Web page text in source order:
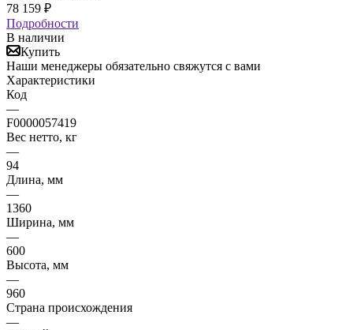
78 159 ₽
Подробности
В наличии
Купить
Наши менеджеры обязательно свяжутся с вами
Характеристики
Код
—
F0000057419
Вес нетто, кг
—
94
Длина, мм
—
1360
Ширина, мм
—
600
Высота, мм
—
960
Страна происхождения
—